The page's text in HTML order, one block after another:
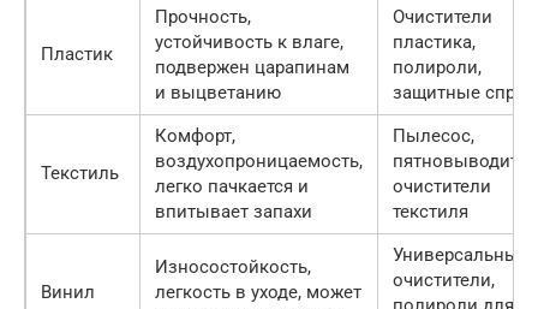
Пластик
Прочность,
устойчивость к влаге,
подвержен царапинам
и выцветанию
Очистители
пластика,
полироли,
защитные спреи
Текстиль
Комфорт,
воздухопроницаемость,
легко пачкается и
впитывает запахи
Пылесос,
очистители
текстиля
Винил
Износостойкость,
легкость в уходе, может
Универсальные
очистители,